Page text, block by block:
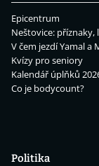
Epicentrum
Neštovice: příznaky,
V čem jezdí Yamal a
Kvízy pro seniory
Kalendář úplňků
Co je bodycount?
Politika